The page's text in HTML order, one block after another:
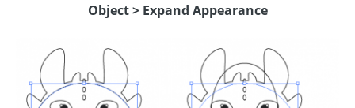
Object > Expand Appearance